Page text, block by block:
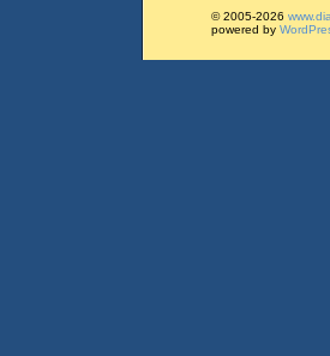
© 2005-2026
powered by